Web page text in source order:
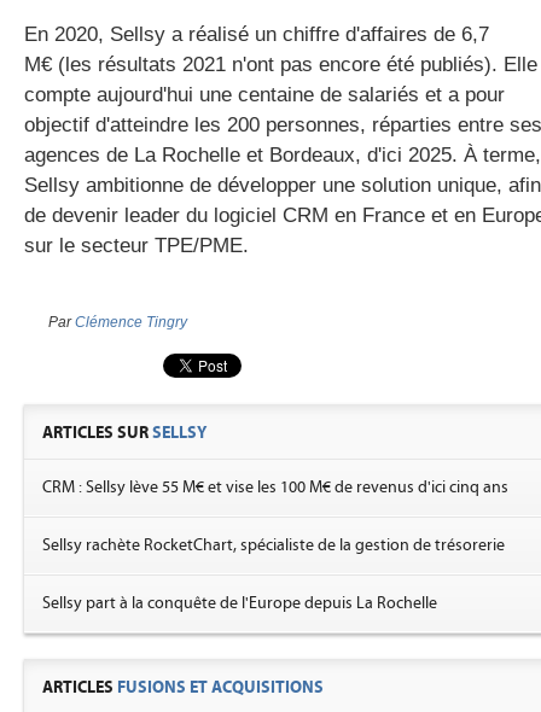
En 2020, Sellsy a réalisé un chiffre d'affaires de 6,7
M€ (les résultats 2021 n'ont pas encore été publiés). Elle
compte aujourd'hui une centaine de salariés et a pour
objectif d'atteindre les 200 personnes, réparties entre ses
agences de La Rochelle et Bordeaux, d'ici 2025. À terme,
Sellsy ambitionne de développer une solution unique, afin
de devenir leader du logiciel CRM en France et en
sur le secteur TPE/PME.
ParClémence Tingry
ARTICLES SURSELLSY
CRM : Sellsy lève 55 M€ et vise les 100 M€ de revenus d'ici cinq ans
Sellsy rachète RocketChart, spécialiste de la gestion de trésorerie
Sellsy part à la conquête de l'Europe depuis La Rochelle
ARTICLES FUSIONS ET ACQUISITIONS